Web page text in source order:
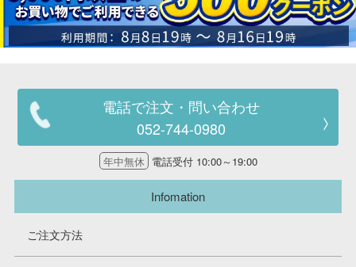
電話で注文・問い合わせ
052-744-0980
年中無休 電話受付 10:00～19:00
Infomation
ご注文方法